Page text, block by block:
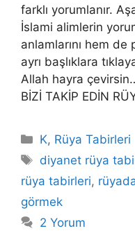
farklı yorumlanır.
İslami alimlerin
anlamlarını hem de
ayrı başlıklara
Allah hayra
BİZİ TAKİP EDİN
Kategoriler
K, Rüya Tabirleri
Etiketler
diyanet rüya
rüya tabirleri,
görmek
2 Yorum